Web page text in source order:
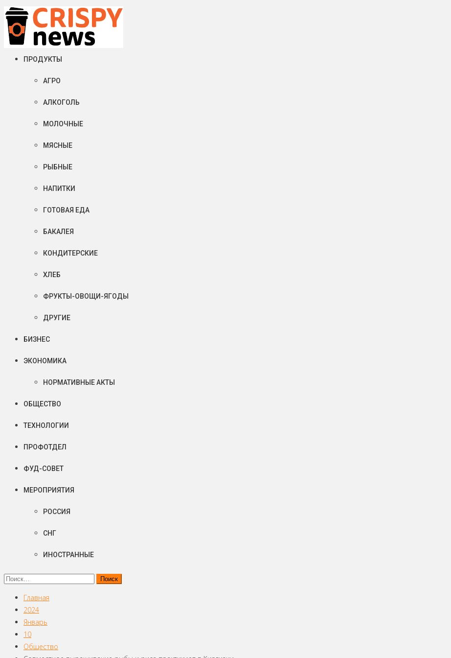
Пятница, 07 августа, 2026
Crispy News/Криспи Ньюс
События и тенденции рынка пищевой промышленности в России и мире
ПРОДУКТЫ
АГРО
АЛКОГОЛЬ
МОЛОЧНЫЕ
МЯСНЫЕ
РЫБНЫЕ
НАПИТКИ
ГОТОВАЯ ЕДА
БАКАЛЕЯ
КОНДИТЕРСКИЕ
ХЛЕБ
ФРУКТЫ-ОВОЩИ-ЯГОДЫ
ДРУГИЕ
БИЗНЕС
ЭКОНОМИКА
НОРМАТИВНЫЕ АКТЫ
ОБЩЕСТВО
ТЕХНОЛОГИИ
ПРОФОТДЕЛ
ФУД-СОВЕТ
МЕРОПРИЯТИЯ
РОССИЯ
СНГ
ИНОСТРАННЫЕ
Найти:
Главная
2024
Январь
10
Общество